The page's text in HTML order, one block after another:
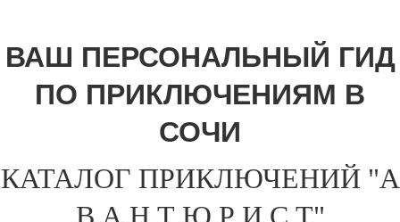
ВАШ ПЕРСОНАЛЬНЫЙ ГИД
ПО ПРИКЛЮЧЕНИЯМ В
СОЧИ
КАТАЛОГ ПРИКЛЮЧЕНИЙ "А